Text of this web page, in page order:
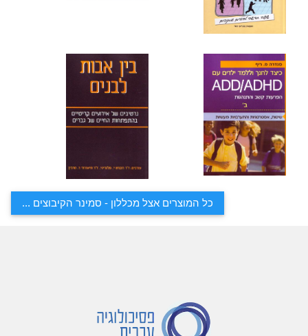
כל המוצרים אצל מכללון - סמינר הקיבוצים ...